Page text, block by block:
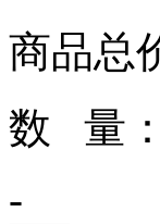
商品总
数 量：
-